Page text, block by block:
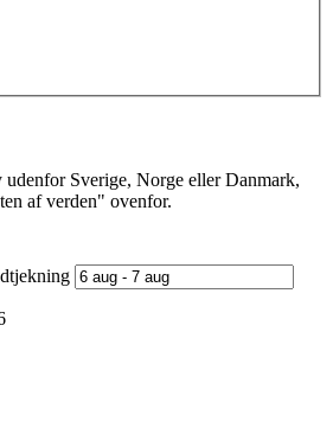
udenfor Sverige, Norge eller Danmark,
af verden" ovenfor.